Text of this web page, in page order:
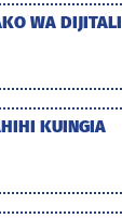
WA DIJITALI
KUINGIA